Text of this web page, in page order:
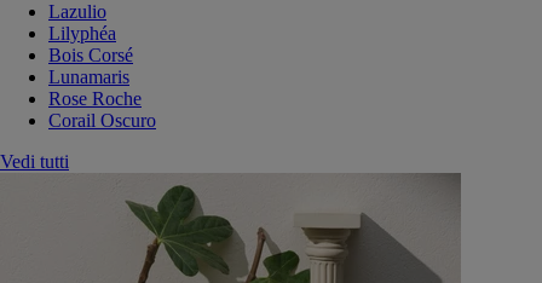
Lazulio
Lilyphéa
Bois Corsé
Lunamaris
Rose Roche
Corail Oscuro
Vedi tutti